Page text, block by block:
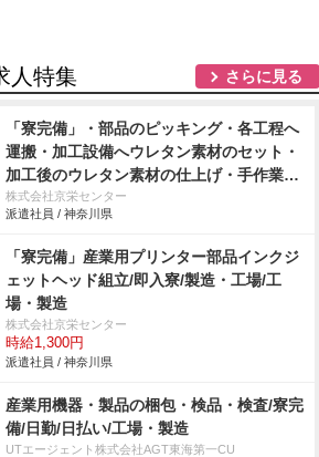
人特集 さらに見る
「寮完備」・部品のピッキング・各工程へ
運搬・加工設備へウレタン素材のセット・
加工後のウレタン素材の仕上げ・手作業
エアドライバーを使用しての車用シートの
組付け・製品の検査作業/即入寮/製造・工
株式会社京栄センター
派遣社員 / 神奈川県
「寮完備」産業用プリンター部品インクジ
ェットヘッド組立/即入寮/製造・工場/工
場・製造
株式会社京栄センター
時給1,300円
派遣社員 / 神奈川県
産業用機器・製品の梱包・検品・検査/寮完
備/日勤/日払い/工場・製造
UTエージェント株式会社AGT東海第一CU